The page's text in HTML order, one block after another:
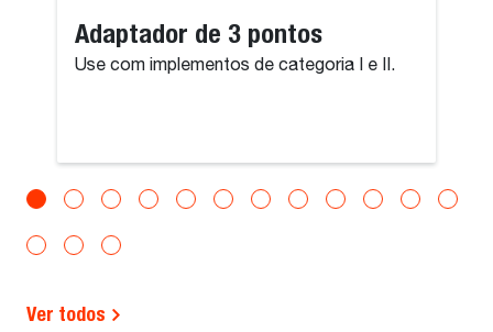
Adaptador de 3 pontos
Use com implementos de categoria I e II.
Ver todos